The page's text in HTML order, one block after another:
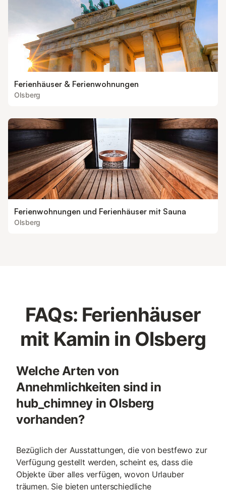
Ferienhäuser & Ferienwohnungen
Olsberg
Ferienwohnungen und Ferienhäuser mit Sauna
Olsberg
FAQs: Ferienhäuser
mit Kamin in Olsberg
Welche Arten von
Annehmlichkeiten sind in
hub_chimney in Olsberg
vorhanden?
Bezüglich der Ausstattungen, die von bestfewo zur
Verfügung gestellt werden, scheint es, dass die
Objekte über alles verfügen, wovon Urlauber
träumen. Sie bieten unterschiedliche